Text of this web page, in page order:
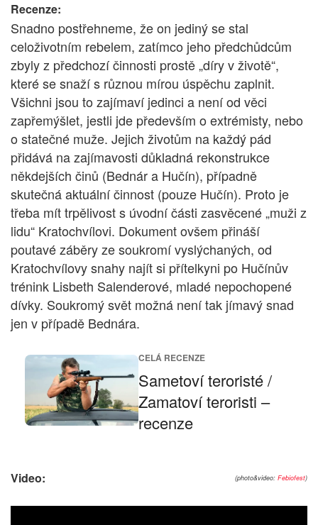
Recenze:
Snadno postřehneme, že on jediný se stal
celoživotním rebelem, zatímco jeho předchůdcům
zbyly z předchozí činnosti prostě „díry v životě“,
které se snaží s různou mírou úspěchu zaplnit.
Všichni jsou to zajímaví jedinci a není od věci
zapřemýšlet, jestli jde především o extrémisty, nebo
o statečné muže. Jejich životům na každý pád
přidává na zajímavosti důkladná rekonstrukce
někdejších činů (Bednár a Hučín), případně
skutečná aktuální činnost (pouze Hučín). Proto je
třeba mít trpělivost s úvodní části zasvěcené „muži z
lidu“ Kratochvílovi. Dokument ovšem přináší
poutavé záběry ze soukromí vyslýchaných, od
Kratochvílovy snahy najít si přítelkyni po Hučínův
trénink Lisbeth Salenderové, mladé nepochopené
dívky. Soukromý svět možná není tak jímavý snad
jen v případě Bednára.
CELÁ RECENZE
Sametoví teroristé /
Zamatoví teroristi –
recenze
(photo&video: Febiofest)
Video: